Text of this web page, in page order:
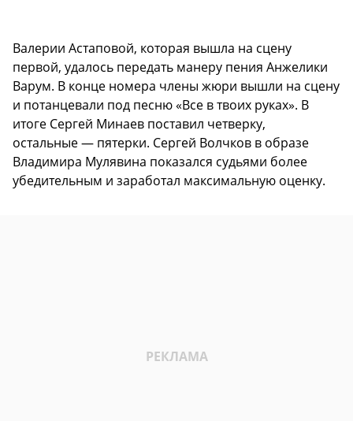
Валерии Астаповой, которая вышла на сцену
первой, удалось передать манеру пения Анжелики
Варум. В конце номера члены жюри вышли на сцену
и потанцевали под песню «Все в твоих руках». В
итоге Сергей Минаев поставил четверку,
остальные — пятерки. Сергей Волчков в образе
Владимира Мулявина показался судьями более
убедительным и заработал максимальную оценку.